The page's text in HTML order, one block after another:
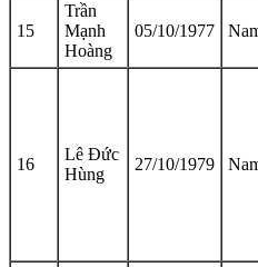
15
Trần
Mạnh
Hoàng
05/10/1977
16
Lê Đức
Hùng
27/10/1979